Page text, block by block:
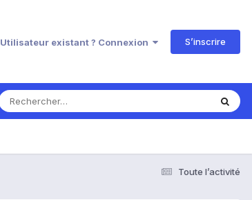
Utilisateur existant ? Connexion S’inscrire
Toute l’activité